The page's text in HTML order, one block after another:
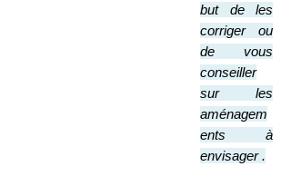
but de les
corriger ou
de vous
conseiller
sur les
aménagem
ents à
envisager.